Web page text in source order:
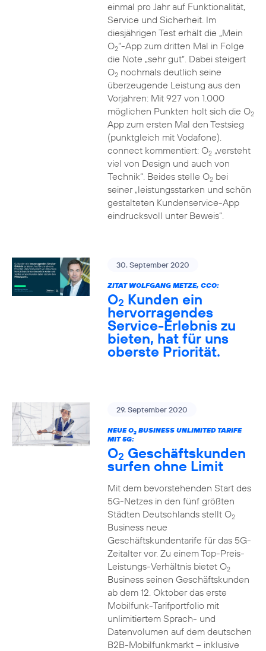
einmal pro Jahr auf Funktionalität,
Service und Sicherheit. Im
diesjährigen Test erhält die „Mein
O2“-App zum dritten Mal in Folge
die Note „sehr gut“. Dabei steigert
O2nochmals deutlich seine
überzeugende Leistung aus den
Vorjahren: Mit 927 von 1.000
möglichen Punkten holt sich die O2
App zum ersten Mal den Testsieg
(punktgleich mit Vodafone).
connect kommentiert: O2„versteht
viel von Design und auch von
Technik“. Beides stelle O2bei
seiner „leistungsstarken und schön
gestalteten Kundenservice-App
eindrucksvoll unter Beweis“.
30. September 2020
ZITAT WOLFGANG METZE, CCO:
O2 Kunden ein
hervorragendes
Service-Erlebnis zu
bieten, hat für uns
oberste Priorität.
29. September 2020
NEUE O2BUSINESS UNLIMITED TARIFE
MIT 5G:
O2 Geschäftskunden
surfen ohne Limit
Mit dem bevorstehenden Start des
5G-Netzes in den fünf größten
Städten Deutschlands stellt O2
Business neue
Geschäftskundentarife für das 5G-
Zeitalter vor. Zu einem Top-Preis-
Leistungs-Verhältnis bietet O2
Business seinen Geschäftskunden
ab dem 12. Oktober das erste
Mobilfunk-Tarifportfolio mit
unlimitiertem Sprach- und
Datenvolumen auf dem deutschen
B2B-Mobilfunkmarkt – inklusive